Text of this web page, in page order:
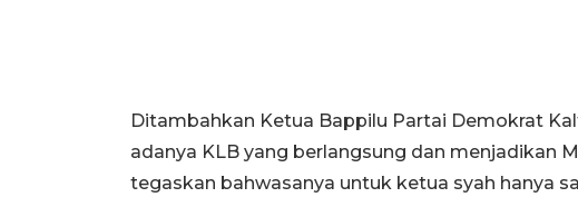
Ditambahkan Ketua Bappilu Partai Demokrat
adanya KLB yang berlangsung dan menjadikan
tegaskan bahwasanya untuk ketua syah hanya